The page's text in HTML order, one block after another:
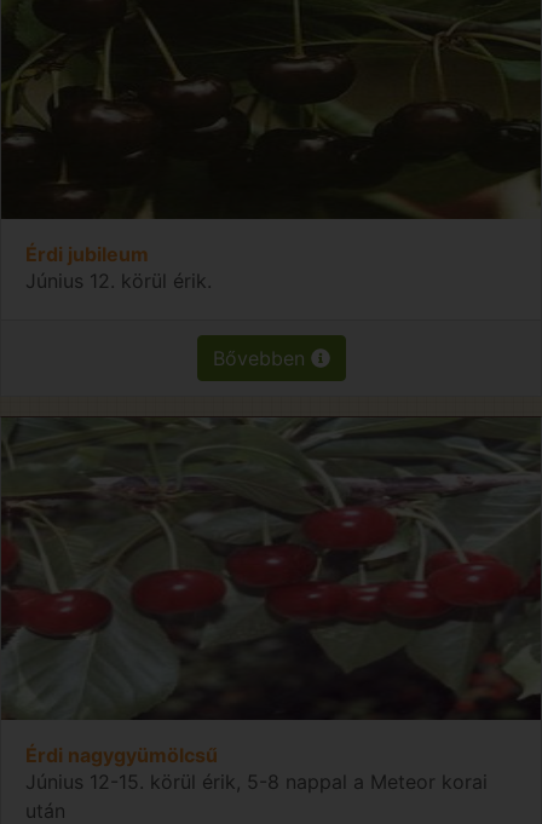
Érdi jubileum
Június 12. körül érik.
Bővebben
Érdi nagygyümölcsű
Június 12-15. körül érik, 5-8 nappal a Meteor korai
után